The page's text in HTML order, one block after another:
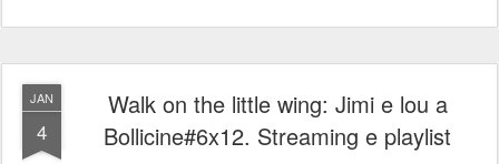
JAN
4
Walk on the little wing: Jimi e lou a
Bollicine#6x12. Streaming e playlist